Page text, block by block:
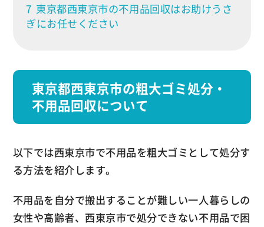
7 東京都西東京市の不用品回収はお助けうさ
ぎにお任せください
東京都西東京市の粗大ゴミ処分・
不用品回収について
以下では西東京市で不用品を粗大ゴミとして処分す
る方法を紹介します。
不用品を自分で搬出することが難しい一人暮らしの
女性や高齢者、西東京市で処分できない不用品で困